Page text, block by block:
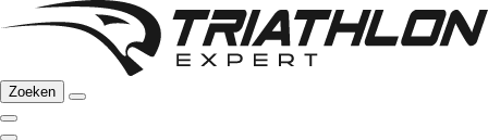
Zoeken